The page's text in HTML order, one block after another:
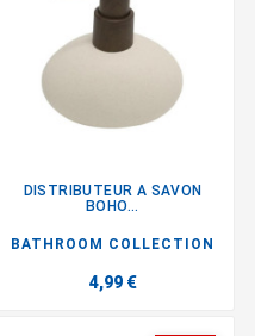
DISTRIBUTEUR A SAVON
BOHO...
BATHROOM COLLECTION
4,99 €